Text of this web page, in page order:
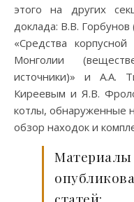
этого на других
доклада: В.В. Горбунов
«Средства
Монголии
источники)» и А.А.
Киреевым и Я.В.
котлы, обнаруженные
обзор находок и
Материалы